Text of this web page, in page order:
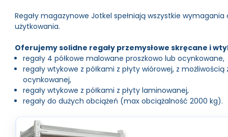
Regały magazynowe Jotkel spełniają wszystkie
użytkowania.
Oferujemy solidne regały przemysłowe skręcane i
regały 4 półkowe malowane proszkowo lub ocynkowane,
regały wtykowe z półkami z płyty wiórowej, z
ocynkowanej,
regały wtykowe z półkami z płyty laminowanej,
regały do dużych obciążeń (max obciążalność 2000 kg).